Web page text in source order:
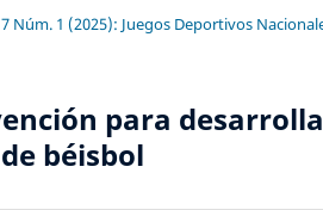
Núm. 1 (2025): Juegos Deportivos
para
béisbol